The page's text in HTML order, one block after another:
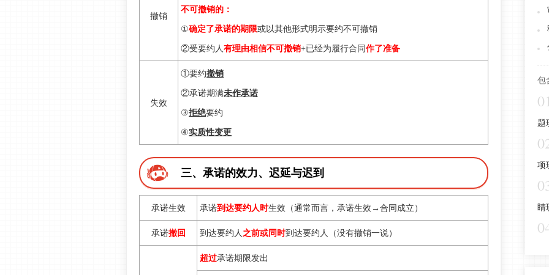
撤销
不可撤销的：
①确定了承诺的期限或以其他形式明示要约不可撤销
②受要约人有理由相信不可撤销+已经为履行合同 作了准备
失效
①要约撤销
②承诺期满未作承诺
③拒绝要约
④实质性变更
三、承诺的效力、迟延与迟到
承诺生效 承诺到达要约人时生效 （通常而言，承诺生效→合同成立）
承诺撤回 到达要约人之前或同时到达要约人 （没有撤销一说）
超过承诺期限发出
包
01
题
项
睛